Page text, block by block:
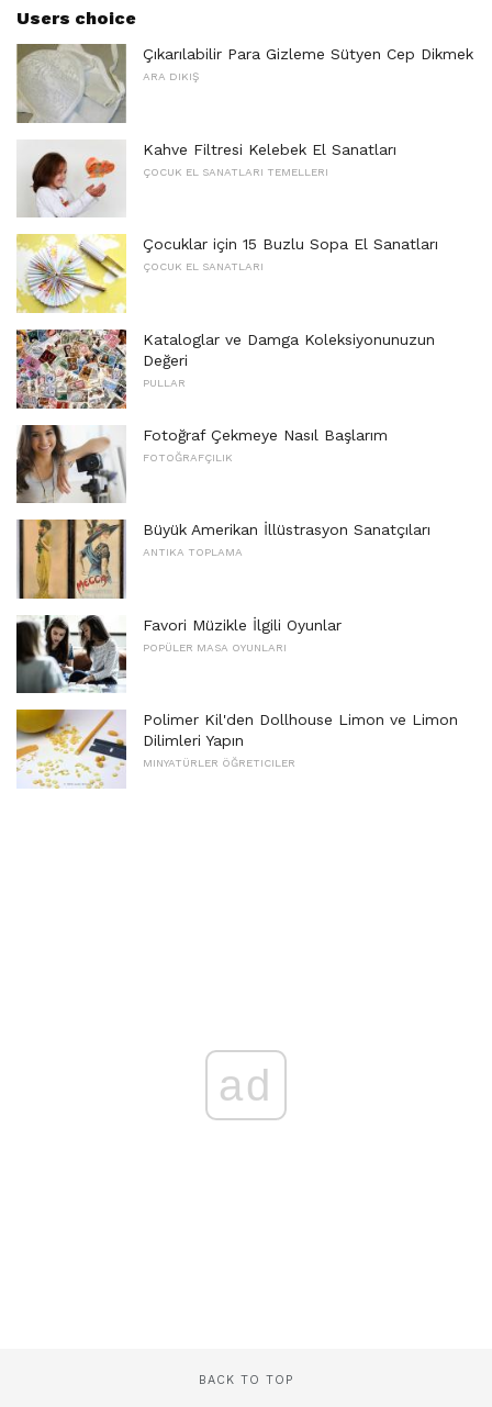
Users choice
Çıkarılabilir Para Gizleme Sütyen Cep Dikmek
ARA DIKIŞ
Kahve Filtresi Kelebek El Sanatları
ÇOCUK EL SANATLARI TEMELLERI
Çocuklar için 15 Buzlu Sopa El Sanatları
ÇOCUK EL SANATLARI
Kataloglar ve Damga Koleksiyonunuzun
Değeri
PULLAR
Fotoğraf Çekmeye Nasıl Başlarım
FOTOĞRAFÇILIK
Büyük Amerikan İllüstrasyon Sanatçıları
ANTIKA TOPLAMA
Favori Müzikle İlgili Oyunlar
POPÜLER MASA OYUNLARI
Polimer Kil'den Dollhouse Limon ve Limon
Dilimleri Yapın
MINYATÜRLER ÖĞRETICILER
ad
BACK TO TOP